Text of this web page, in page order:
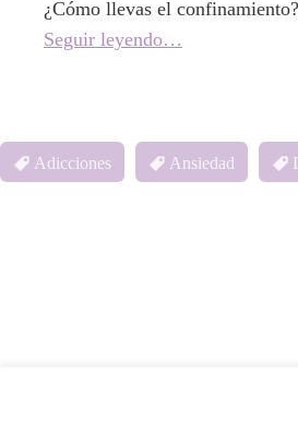
¿Cómo llevas el
Seguir leyendo…
Adicciones Ansiedad